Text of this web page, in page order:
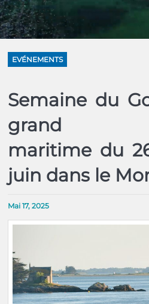
EVÉNEMENTS
Semaine du
grand
maritime du
juin dans le
Mai 17, 2025